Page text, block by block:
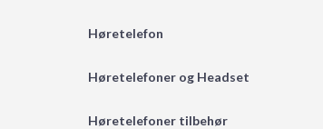
Høretelefon
Høretelefoner og Headset
Høretelefoner tilbehør